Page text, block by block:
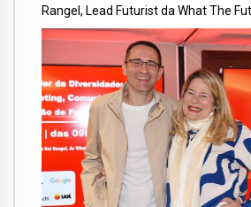
Rangel, Lead Futurist da What The